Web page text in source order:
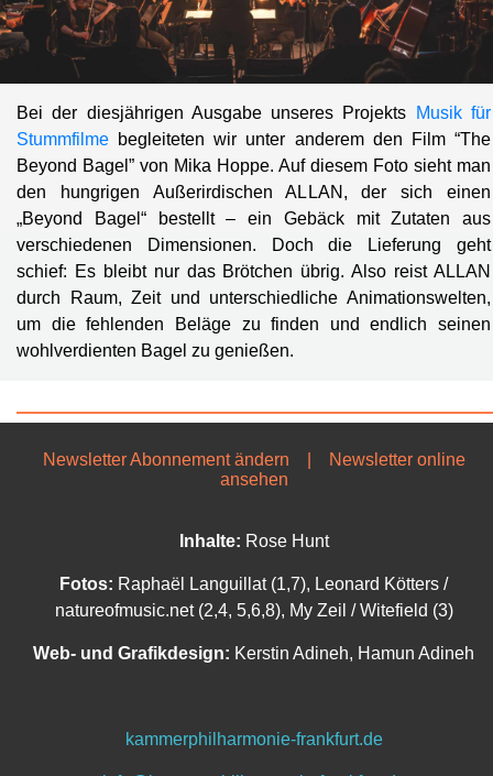
Bei der diesjährigen Ausgabe unseres Projekts
Musik für
Stummfilme begleiteten wir unter anderem den Film “The
Beyond Bagel” von Mika Hoppe. Auf diesem Foto sieht man
den hungrigen Außerirdischen ALLAN, der sich einen
„Beyond Bagel“ bestellt – ein Gebäck mit Zutaten aus
verschiedenen Dimensionen. Doch die Lieferung geht
schief: Es bleibt nur das Brötchen übrig. Also reist ALLAN
durch Raum, Zeit und unterschiedliche Animationswelten,
um die fehlenden Beläge zu finden und endlich seinen
wohlverdienten Bagel zu genießen.
Newsletter Abonnement ändern
Newsletter online
ansehen
Inhalte: Rose Hunt
Fotos: Raphaël Languillat (1,7), Leonard Kötters /
natureofmusic.net (2,4, 5,6,8), My Zeil / Witefield (3)
Web- und Grafikdesign: Kerstin Adineh, Hamun Adineh
kammerphilharmonie-frankfurt.de